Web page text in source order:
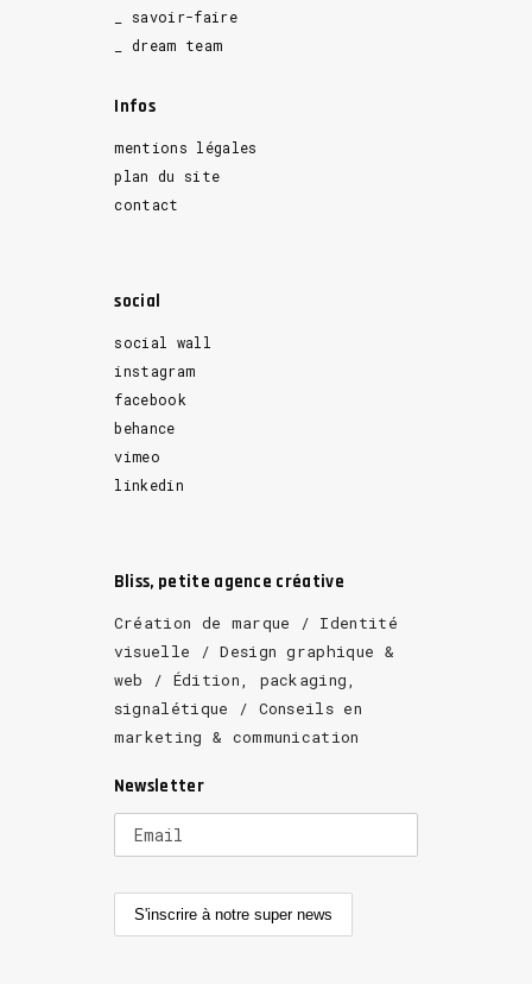
_ savoir-faire
_ dream team
Infos
mentions légales
plan du site
contact
social
social wall
instagram
facebook
behance
vimeo
linkedin
Bliss, petite agence créative
Création de marque / Identité
visuelle / Design graphique &
web / Édition, packaging,
signalétique / Conseils en
marketing & communication
Newsletter